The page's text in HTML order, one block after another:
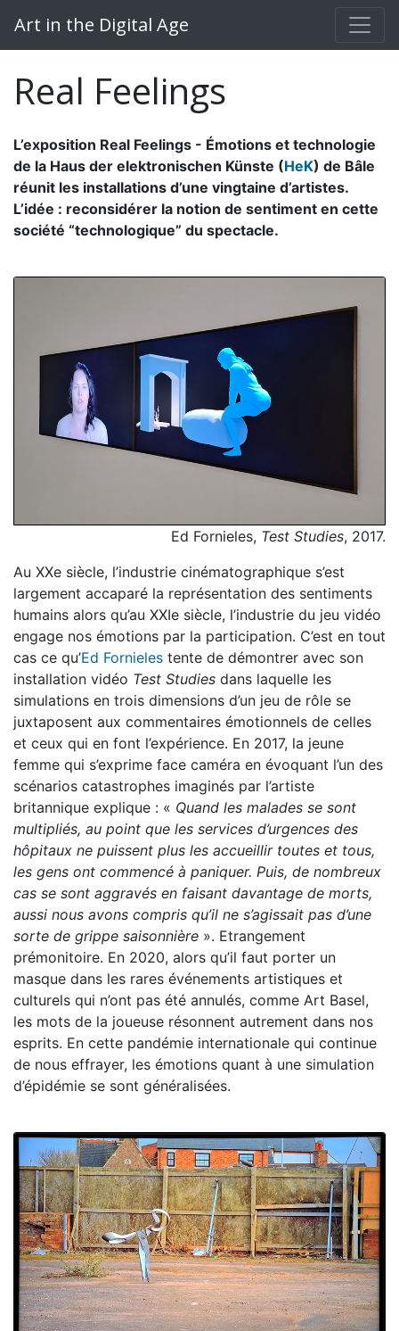
Art in the Digital Age
Real Feelings
L’exposition Real Feelings - Émotions et technologie
de la Haus der elektronischen Künste (HeK) de Bâle
réunit les installations d’une vingtaine d’artistes.
L’idée : reconsidérer la notion de sentiment en cette
société “technologique” du spectacle.
Ed Fornieles, Test Studies, 2017.
Au XXe siècle, l’industrie cinématographique s’est
largement accaparé la représentation des sentiments
humains alors qu’au XXIe siècle, l’industrie du jeu vidéo
engage nos émotions par la participation. C’est en tout
cas ce qu’Ed Fornieles tente de démontrer avec son
installation vidéo Test Studies dans laquelle les
simulations en trois dimensions d’un jeu de rôle se
juxtaposent aux commentaires émotionnels de celles
et ceux qui en font l’expérience. En 2017, la jeune
femme qui s’exprime face caméra en évoquant l’un des
scénarios catastrophes imaginés par l’artiste
britannique explique : « Quand les malades se sont
multipliés, au point que les services d’urgences des
hôpitaux ne puissent plus les accueillir toutes et tous,
les gens ont commencé à paniquer. Puis, de nombreux
cas se sont aggravés en faisant davantage de morts,
aussi nous avons compris qu’il ne s’agissait pas d’une
sorte de grippe saisonnière ». Etrangement
prémonitoire. En 2020, alors qu’il faut porter un
masque dans les rares événements artistiques et
culturels qui n’ont pas été annulés, comme Art Basel,
les mots de la joueuse résonnent autrement dans nos
esprits. En cette pandémie internationale qui continue
de nous effrayer, les émotions quant à une simulation
d’épidémie se sont généralisées.